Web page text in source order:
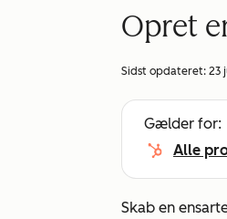
Opret
Sidst opdateret: 23
Gælder for:
Alle
Skab en